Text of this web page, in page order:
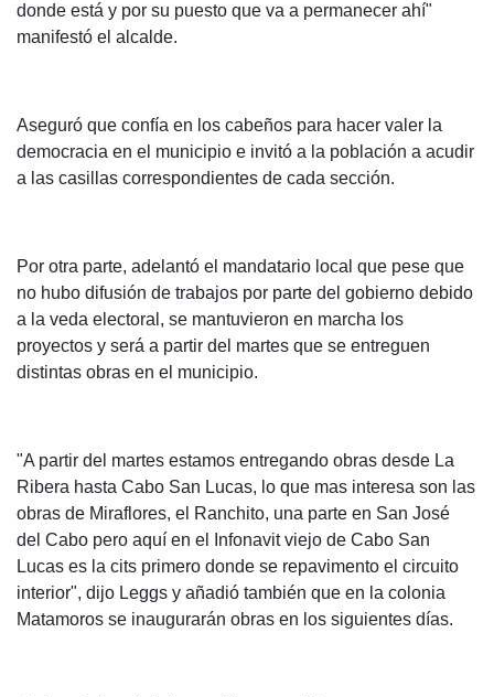
donde está y por su puesto que va a permanecer ahí"
manifestó el alcalde.
Aseguró que confía en los cabeños para hacer valer la
democracia en el municipio e invitó a la población a acudir
a las casillas correspondientes de cada sección.
Por otra parte, adelantó el mandatario local que pese que
no hubo difusión de trabajos por parte del gobierno debido
a la veda electoral, se mantuvieron en marcha los
proyectos y será a partir del martes que se entreguen
distintas obras en el municipio.
"A partir del martes estamos entregando obras desde La
Ribera hasta Cabo San Lucas, lo que mas interesa son las
obras de Miraflores, el Ranchito, una parte en San José
del Cabo pero aquí en el Infonavit viejo de Cabo San
Lucas es la cits primero donde se repavimento el circuito
interior", dijo Leggs y añadió también que en la colonia
Matamoros se inaugurarán obras en los siguientes días.